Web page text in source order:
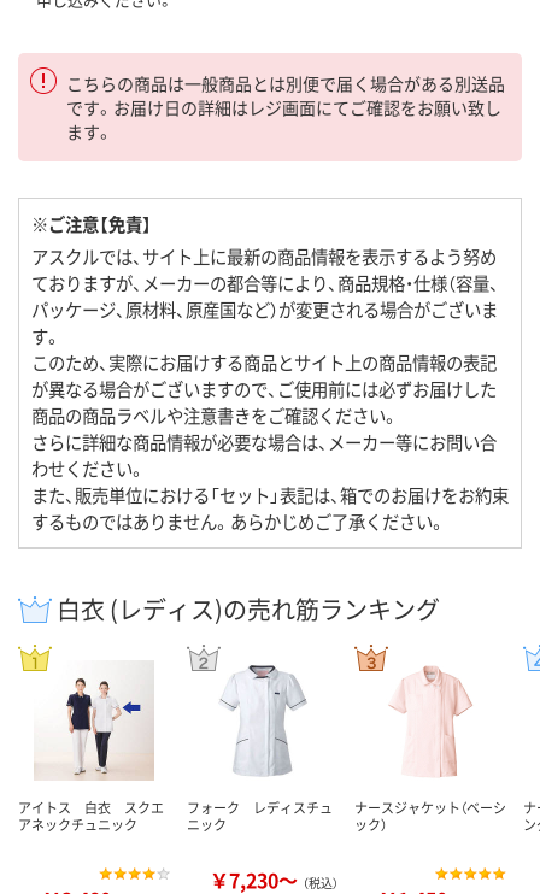
こちらの商品は一般商品とは別便で届く場合がある別送品
です。お届け日の詳細はレジ画面にてご確認をお願い致し
ます。
※ご注意【免責】
アスクルでは、サイト上に最新の商品情報を表示するよう努め
ておりますが、メーカーの都合等により、商品規格・仕様（容量、
パッケージ、原材料、原産国など）が変更される場合がございま
す。
このため、実際にお届けする商品とサイト上の商品情報の表記
が異なる場合がございますので、ご使用前には必ずお届けした
商品の商品ラベルや注意書きをご確認ください。
さらに詳細な商品情報が必要な場合は、メーカー等にお問い合
わせください。
また、販売単位における「セット」表記は、箱でのお届けをお約束
するものではありません。あらかじめご了承ください。
白衣 (レディス)の売れ筋ランキング
アイトス 白衣 スクエ
アネックチュニック
フォーク レディスチュ
ニック
￥7,230～ （税込）
ナースジャケット（ベーシ
ック）
ナ
ン